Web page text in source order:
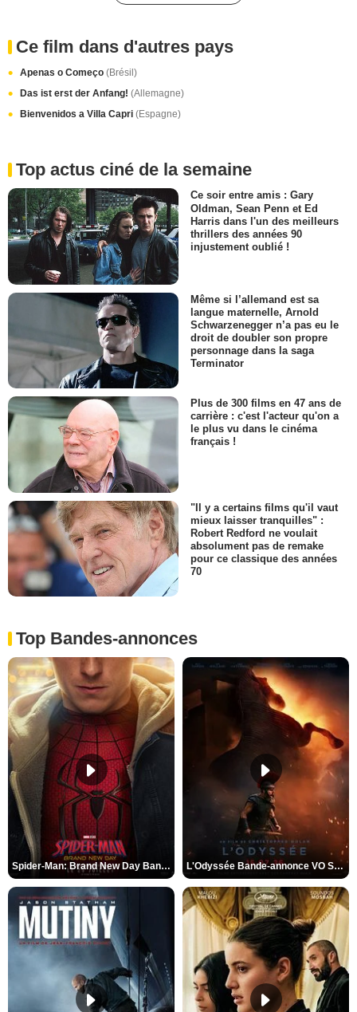
Ce film dans d'autres pays
Apenas o Começo (Brésil)
Das ist erst der Anfang! (Allemagne)
Bienvenidos a Villa Capri (Espagne)
Top actus ciné de la semaine
Ce soir entre amis : Gary
Oldman, Sean Penn et Ed
Harris dans l'un des meilleurs
thrillers des années 90
injustement oublié !
Même si l’allemand est sa
langue maternelle, Arnold
Schwarzenegger n’a pas eu le
droit de doubler son propre
personnage dans la saga
Terminator
Plus de 300 films en 47 ans de
carrière : c'est l'acteur qu'on a
le plus vu dans le cinéma
français !
"Il y a certains films qu'il vaut
mieux laisser tranquilles" :
Robert Redford ne voulait
absolument pas de remake
pour ce classique des années
70
Top Bandes-annonces
Spider-Man: Brand New Day Bande-annonce VO STFR L'Odyssée Bande-annonce VO STFR